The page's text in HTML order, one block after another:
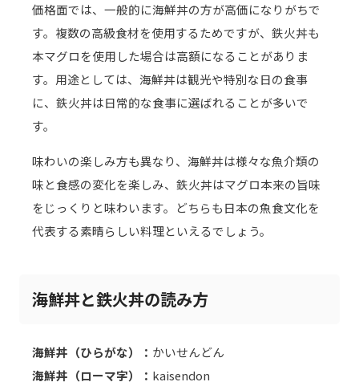
価格面では、一般的に海鮮丼の方が高価になりがちで
す。複数の高級食材を使用するためですが、鉄火丼も
本マグロを使用した場合は高額になることがありま
す。用途としては、海鮮丼は観光や特別な日の食事
に、鉄火丼は日常的な食事に選ばれることが多いで
す。
味わいの楽しみ方も異なり、海鮮丼は様々な魚介類の
味と食感の変化を楽しみ、鉄火丼はマグロ本来の旨味
をじっくりと味わいます。どちらも日本の魚食文化を
代表する素晴らしい料理といえるでしょう。
海鮮丼と鉄火丼の読み方
海鮮丼（ひらがな）： かいせんどん
海鮮丼（ローマ字）： kaisendon